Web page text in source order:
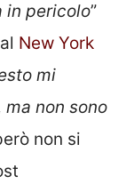
in pericolo”
New York
mi
non sono
non si